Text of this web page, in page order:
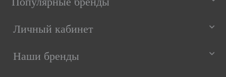
Личный кабинет
Наши бренды